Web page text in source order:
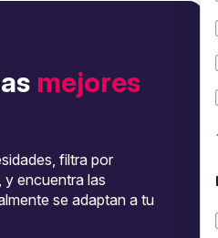
mejores
filtra por
encuentra las
se adaptan a tu